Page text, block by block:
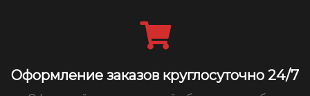
Оформление заказов круглосуточно 24/7